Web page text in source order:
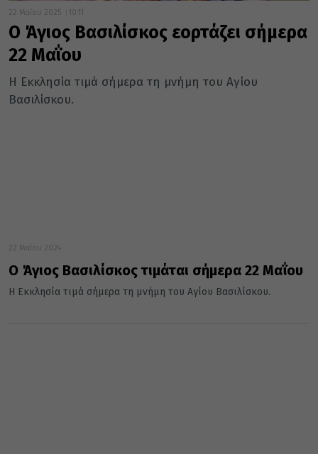
22 Μαΐου 2025 10:11
Ο Άγιος Βασιλίσκος εορτάζει σήμερα
22 Μαΐου
Η Εκκλησία τιμά σήμερα τη μνήμη του Αγίου
Βασιλίσκου.
22 Μαΐου 2024
Ο Άγιος Βασιλίσκος τιμάται σήμερα 22 Μαΐου
Η Εκκλησία τιμά σήμερα τη μνήμη του Αγίου Βασιλίσκου.